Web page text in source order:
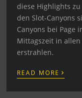
diese Highlights
den Slot-Canyons
Canyons bei Page
Mittagszeit in
erstrahlen.
READ MORE ›